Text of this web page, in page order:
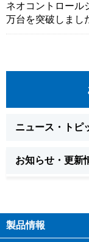
ネオコントロール
万台を突破しまし
ニュース・トピ
お知らせ・更新
製品情報